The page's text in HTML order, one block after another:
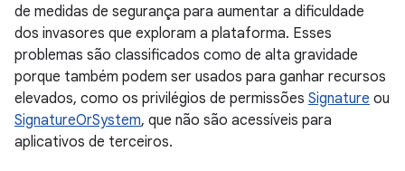
de medidas de segurança para aumentar a dificuldade
dos invasores que exploram a plataforma. Esses
problemas são classificados como de alta gravidade
porque também podem ser usados para ganhar recursos
elevados, como os privilégios de permissões Signature ou
SignatureOrSystem, que não são acessíveis para
aplicativos de terceiros.